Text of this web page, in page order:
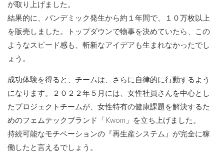
が取り上げました。
結果的に、パンデミック発生から約１年間で、１０万枚以上
を販売しました。トップダウンで物事を決めていたら、この
ようなスピード感も、斬新なアイデアも生まれなかったでし
ょう。
成功体験を得ると、チームは、さらに自律的に行動するよう
になります。２０２２年５月には、女性社員さんを中心とし
たプロジェクトチームが、女性特有の健康課題を解決するた
めのフェムテックブランド「Kwom」を立ち上げました。
持続可能なモチベーションの『再生産システム』が完全に稼
働したと言えるでしょう。